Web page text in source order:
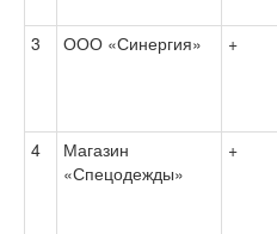
3
ООО «Синергия» +
4
Магазин
«Спецодежды»
+